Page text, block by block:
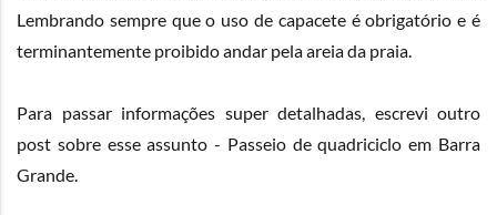
Lembrando sempre que o uso de capacete é obrigatório e é
terminantemente proibido andar pela areia da praia.
Para passar informações super detalhadas, escrevi outro
post sobre esse assunto - Passeio de quadriciclo em Barra
Grande.